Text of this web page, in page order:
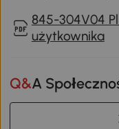
845-304V04
użytkownika
Q&A